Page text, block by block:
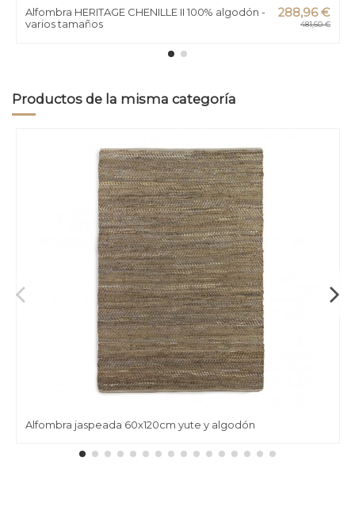
Alfombra HERITAGE CHENILLE II 100% algodón -
varios tamaños
288,96 €
481,60 €
Productos de la misma categoría
Alfombra jaspeada 60x120cm yute y algodón